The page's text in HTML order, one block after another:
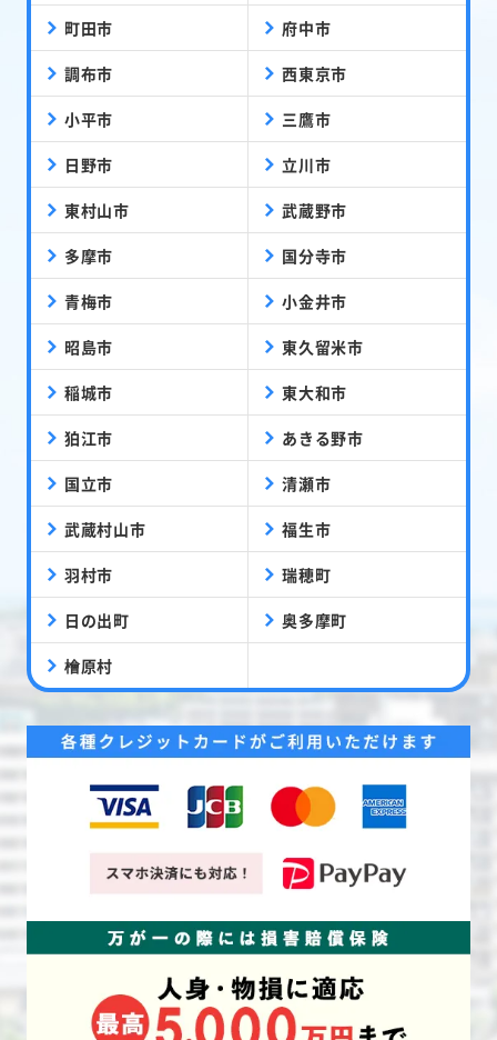
町田市 府中市
調布市 西東京市
小平市 三鷹市
日野市 立川市
東村山市 武蔵野市
多摩市 国分寺市
青梅市 小金井市
昭島市 東久留米市
稲城市 東大和市
狛江市 あきる野市
国立市 清瀬市
武蔵村山市 福生市
羽村市 瑞穂町
日の出町 奥多摩町
檜原村